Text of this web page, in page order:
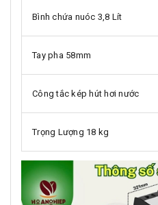
Bình chứa nuóc 3,8 Lít
Tay pha 58mm
Công tắc kép hút hơi nước
Trọng Lượng 18 kg